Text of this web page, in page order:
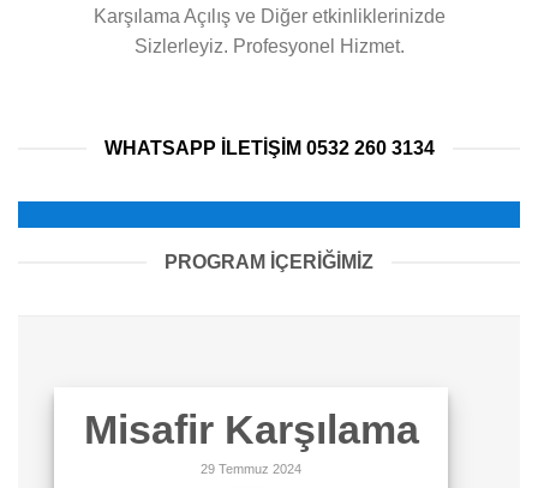
Karşılama Açılış ve Diğer etkinliklerinizde
Sizlerleyiz. Profesyonel Hizmet.
WHATSAPP ILETIŞIM 0532 260 3134
PROGRAM İÇERİĞİMİZ
Misafir Karşılama
29 Temmuz 2024